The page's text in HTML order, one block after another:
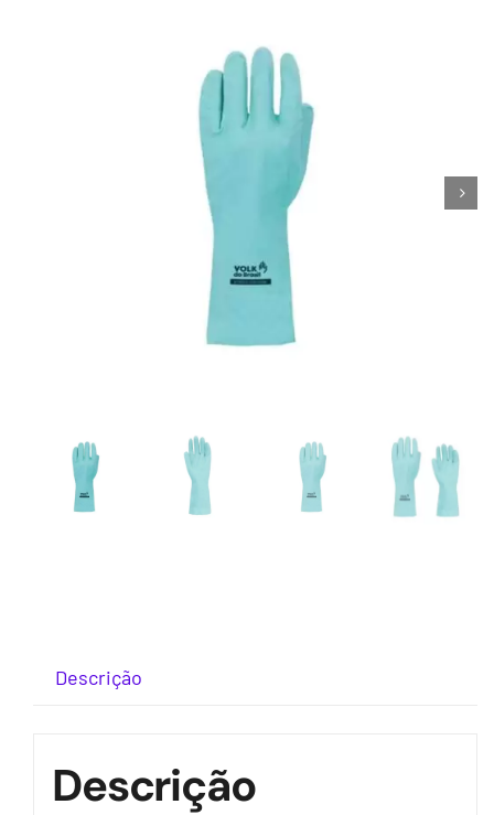
Descrição
Descrição